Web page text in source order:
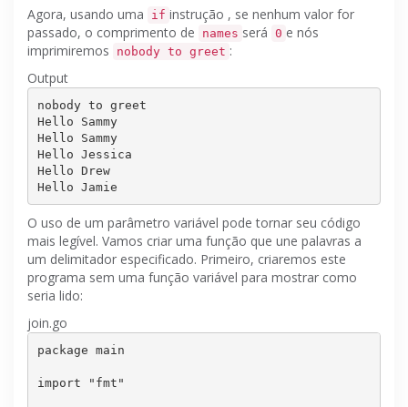
Agora, usando uma if instrução , se nenhum valor for
passado, o comprimento de
names será 0 e nós
imprimiremos
nobody to greet :
Output
nobody to greet
Hello Sammy
Hello Sammy
Hello Jessica
Hello Drew
O uso de um parâmetro variável pode tornar seu código
mais legível. Vamos criar uma função que une palavras a
um delimitador especificado. Primeiro, criaremos este
programa sem uma função variável para mostrar como
seria lido:
join.go
package main
import "fmt"